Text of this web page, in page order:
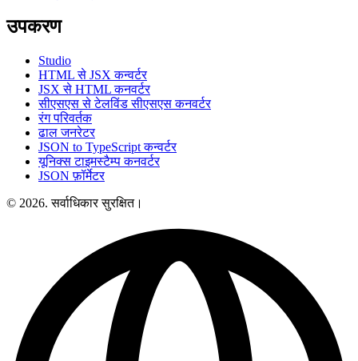
उपकरण
Studio
HTML से JSX कन्वर्टर
JSX से HTML कनवर्टर
सीएसएस से टेलविंड सीएसएस कनवर्टर
रंग परिवर्तक
ढाल जनरेटर
JSON to TypeScript कन्वर्टर
यूनिक्स टाइमस्टैम्प कनवर्टर
JSON फ़ॉर्मेटर
© 2026. सर्वाधिकार सुरक्षित।